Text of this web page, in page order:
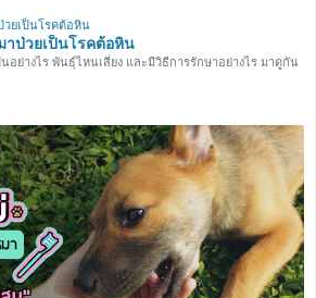
าป่วยเป็นโรคต้อหิน
อย่างไร พันธุ์ไหนเสี่ยง และมีวิธีการรักษาอย่างไร มาดูกัน